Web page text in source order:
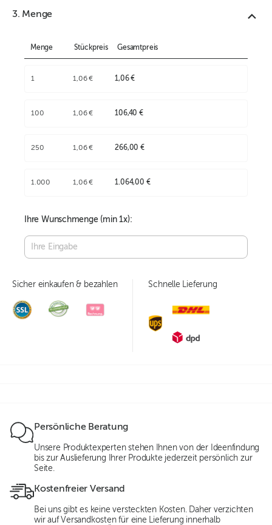
3. Menge
Menge Stückpreis Gesamtpreis
1 1,06 € 1,06 €
100 1,06 € 106,40 €
250 1,06 € 266,00 €
1.000 1,06 € 1.064,00 €
Ihre Wunschmenge (min1x):
Sicher einkaufen & bezahlen Schnelle Lieferung
Persönliche Beratung
Unsere Produktexperten stehen Ihnen von der Ideenfindung
bis zur Auslieferung Ihrer Produkte jederzeit persönlich zur
Seite.
Kostenfreier Versand
Bei uns gibt es keine versteckten Kosten. Daher verzichten
wir auf Versandkosten für eine Lieferung innerhalb